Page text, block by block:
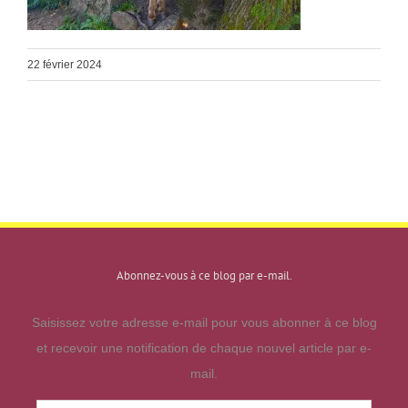
22 février 2024
Abonnez-vous à ce blog par e-mail.
Saisissez votre adresse e-mail pour vous abonner à ce blog
et recevoir une notification de chaque nouvel article par e-
mail.